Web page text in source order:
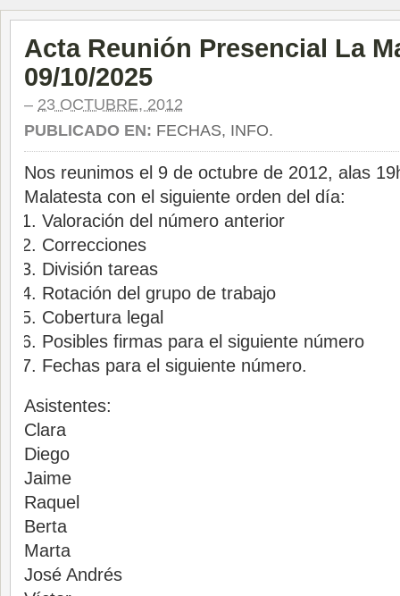
Acta Reunión Presencial La
09/10/2025
– 23 OCTUBRE, 2012
PUBLICADO EN: FECHAS, INFO.
Nos reunimos el 9 de octubre de 2012, alas
Malatesta con el siguiente orden del día:
Valoración del número anterior
Correcciones
División tareas
Rotación del grupo de trabajo
Cobertura legal
Posibles firmas para el siguiente número
Fechas para el siguiente número.
Asistentes:
Clara
Diego
Jaime
Raquel
Berta
Marta
José Andrés